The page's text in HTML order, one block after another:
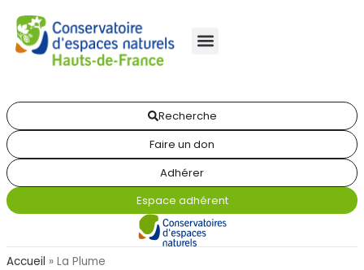
Recherche
Faire un don
Adhérer
Espace adhérent
Accueil » La Plume